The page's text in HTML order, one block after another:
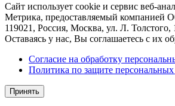
Сайт использует cookie и сервис веб-
Метрика, предоставляемый
119021, Россия, Москва, ул. Л. Толстого,
Оставаясь у нас, Вы соглашаетесь с их
Согласие на обработку
Политика по защите
Принять